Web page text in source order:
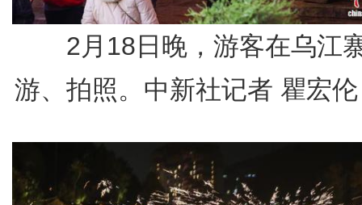
2月18日晚，游客在乌江
游、拍照。中新社记者 瞿宏